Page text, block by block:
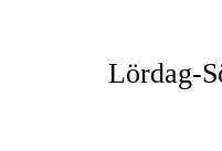
Lördag-